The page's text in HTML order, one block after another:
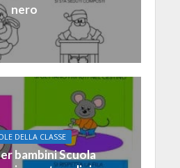
nero
DELLA CLASSE
bambini Scuola